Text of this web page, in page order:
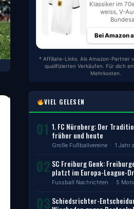
Klassiker im
weiss, V-
Bei Amazon
* Affiliate-Links. Als Amazon-Partner
qualifizierten Verkäufen. Für dich
Mehrkosten.
VIEL GELESEN
01 1. FC Nürnberg: Der
früher und heute
Große Fußballvereine · 1 Jahr
02 SC Freiburg Genk:
platzt im Europa-League-
Fussball Nachrichten · 5
03 Schiedsrichter-